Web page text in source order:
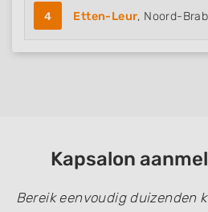
4 Etten-Leur, Noord-
Kapsalon
Bereik eenvoudig duizenden